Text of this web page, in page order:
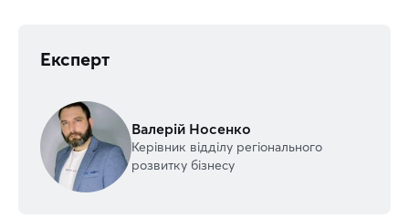
Експерт
Валерій Носенко
Керівник відділу регіонального
розвитку бізнесу